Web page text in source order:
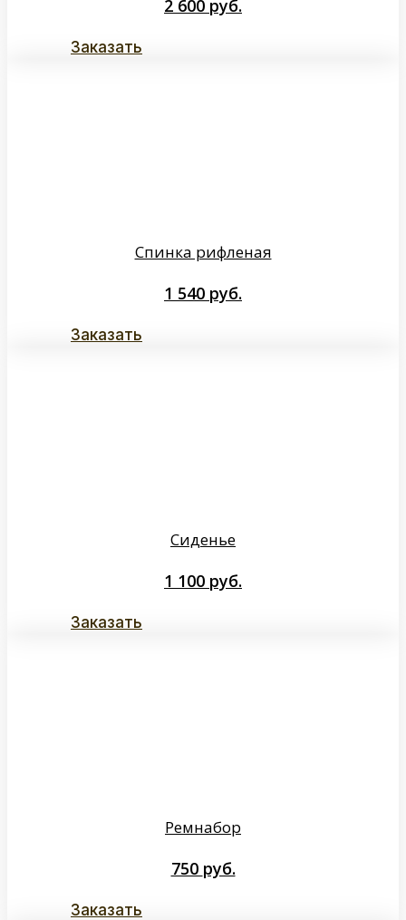
2 600 руб.
Заказать
Спинка рифленая
1 540 руб.
Заказать
Сиденье
1 100 руб.
Заказать
Ремнабор
750 руб.
Заказать